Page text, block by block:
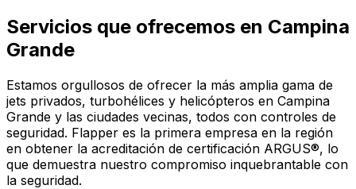
Servicios que ofrecemos en Campina
Grande
Estamos orgullosos de ofrecer la más amplia gama de
jets privados, turbohélices y helicópteros en Campina
Grande y las ciudades vecinas, todos con controles de
seguridad. Flapper es la primera empresa en la región
en obtener la acreditación de certificación ARGUS®, lo
que demuestra nuestro compromiso inquebrantable con
la seguridad.